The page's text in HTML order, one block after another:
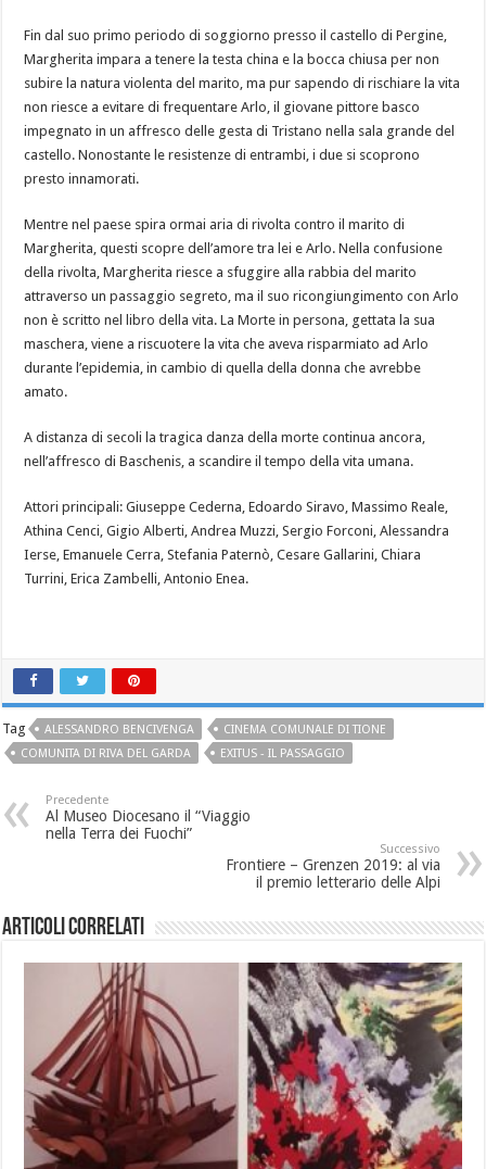
Fin dal suo primo periodo di soggiorno presso il castello di Pergine,
Margherita impara a tenere la testa china e la bocca chiusa per non
subire la natura violenta del marito, ma pur sapendo di rischiare la vita
non riesce a evitare di frequentare Arlo, il giovane pittore basco
impegnato in un affresco delle gesta di Tristano nella sala grande del
castello. Nonostante le resistenze di entrambi, i due si scoprono
presto innamorati.
Mentre nel paese spira ormai aria di rivolta contro il marito di
Margherita, questi scopre dell’amore tra lei e Arlo. Nella confusione
della rivolta, Margherita riesce a sfuggire alla rabbia del marito
attraverso un passaggio segreto, ma il suo ricongiungimento con Arlo
non è scritto nel libro della vita. La Morte in persona, gettata la sua
maschera, viene a riscuotere la vita che aveva risparmiato ad Arlo
durante l’epidemia, in cambio di quella della donna che avrebbe
amato.
A distanza di secoli la tragica danza della morte continua ancora,
nell’affresco di Baschenis, a scandire il tempo della vita umana.
Attori principali: Giuseppe Cederna, Edoardo Siravo, Massimo Reale,
Athina Cenci, Gigio Alberti, Andrea Muzzi, Sergio Forconi, Alessandra
Ierse, Emanuele Cerra, Stefania Paternò, Cesare Gallarini, Chiara
Turrini, Erica Zambelli, Antonio Enea.
Tag ALESSANDRO BENCIVENGA
CINEMA COMUNALE DI TIONE
COMUNITA DI RIVA DEL GARDA
EXITUS - IL PASSAGGIO
Precedente
Al Museo Diocesano il “Viaggio
nella Terra dei Fuochi”
Successivo
Frontiere – Grenzen 2019: al via
il premio letterario delle Alpi
Articoli correlati